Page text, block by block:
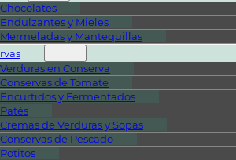
Chocolates
Endulzantes y Mieles
Mermeladas y Mantequillas
Verduras en Conserva
Conservas de Tomate
Encurtidos y Fermentados
Patés
Cremas de Verduras y Sopas
Conservas de Pescado
Potitos